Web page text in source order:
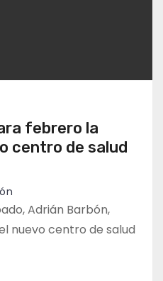
febrero la
centro de salud
Adrián Barbón,
nuevo centro de salud